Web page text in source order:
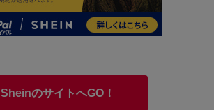
SheinのサイトへGO！